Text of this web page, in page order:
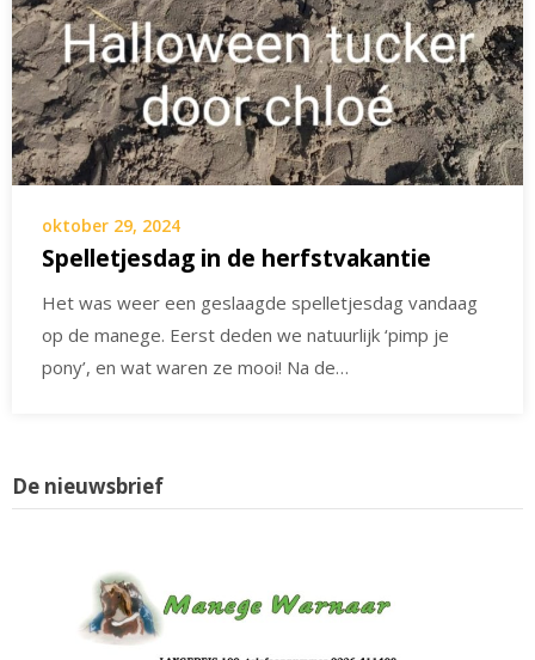
oktober 29, 2024
Spelletjesdag in de herfstvakantie
Het was weer een geslaagde spelletjesdag vandaag
op de manege. Eerst deden we natuurlijk ‘pimp je
pony’, en wat waren ze mooi! Na de…
De nieuwsbrief